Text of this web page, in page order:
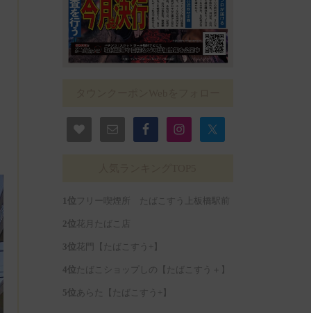
フリー喫煙所 たばこすう上板橋駅前
花月たばこ店
花門【たばこすう+】
たばこショップしの【たばこすう＋】
あらた【たばこすう+】